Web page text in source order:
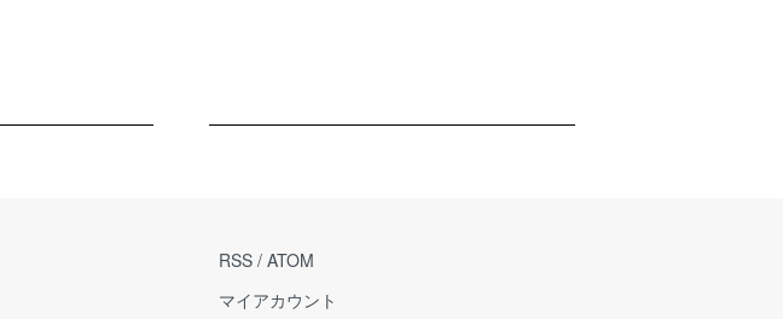
RSS / ATOM
マイアカウント